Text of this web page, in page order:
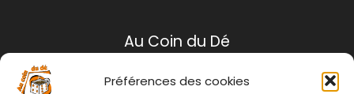
Préférences des cookies
Au Coin du Dé